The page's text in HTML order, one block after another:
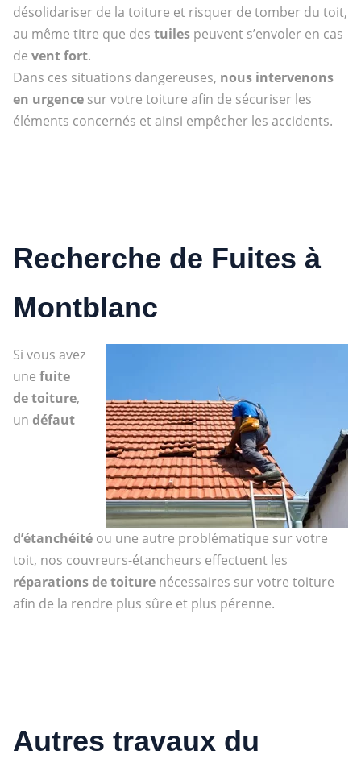
désolidariser de la toiture et risquer de tomber du toit,
au même titre que des tuilespeuvent s’envoler en cas
de vent fort.
Dans ces situations dangereuses, nous intervenons
en urgencesur votre toiture afin de sécuriser les
éléments concernés et ainsi empêcher les accidents.
Recherche de Fuites à
Montblanc
Si vous avez
une fuite
de toiture,
un défaut
d’étanchéitéou une autre problématique sur votre
toit, nos couvreurs-étancheurs effectuent les
réparations de toiturenécessaires sur votre toiture
afin de la rendre plus sûre et plus pérenne.
Autres travaux du